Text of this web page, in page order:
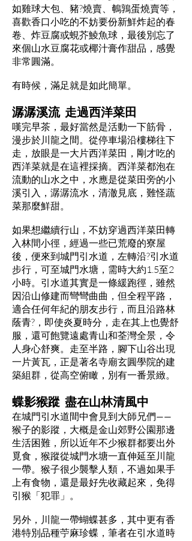
如雞球大包、豬?燒賣、鵪鶉蛋燒賣等，
喜歡香口小吃的不妨要份新鮮炸起的春
卷、炸豆腐或蜆芥鯪魚球，最後別忘了
來個山水豆腐花或椰汁膏作甜品，感覺
非常圓滿。
有時候，滿足就是如此簡單。
潺潺溪流 走過西洋菜田
嘆完早茶，最好當然是活動一下筋骨，
漫步於川龍之間。從停車場沿樓梯往下
走，放眼是一大片西洋菜田，剛才吃的
西洋菜就是在這裡採摘。西洋菜都泡在
流動的山水之中，水應是從菜田旁的小
溪引入，潺潺流水，清澈見底，難怪蔬
菜那麼鮮甜。
如果想繼續行山，不妨穿過西洋菜田轉
入林間小徑，經過一些已荒廢的寮屋
後，便來到城門引水道，左轉沿?引水道
步行，可至城門水塘，需時大約1.5至2
小時。引水道其實是一條緩跑徑，雖然
因沿山修建而彎彎曲曲，但全程平路，
適合任何年紀的朋友步行，而且沿路林
蔭青?，即使炎夏時分，走在其上也覺舒
服，還可飽覽遠處青山和荃灣全景，令
人身心舒爽。走至半路，腳下山谷出現
一片黃瓦，正是著名寺廟玄圓學院的建
築組群，從高空俯瞰，別有一番景緻。
蝶影猴蹤 盡在山林清風中
在城門引水道間中會見到大師兄們——
猴子的影蹤，大概是金山郊野公園那邊
生活困難，所以近年不少猴群都要出外
覓食，猴蹤從城門水塘一直伸延至川龍
一帶。猴子很少襲擊人類，不過如果手
上有食物，還是最好先收藏起來，免得
引猴「犯罪」。
另外，川龍一帶蝴蝶甚多，其中更有香
港特別品種苧麻珍蝶，筆者在引水道時